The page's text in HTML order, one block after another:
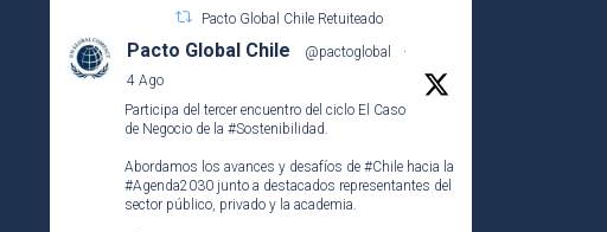
Pacto Global Chile Retuiteado
Pacto Global Chile @pactoglobal
·
4 Ago
Participa del tercer encuentro del ciclo El Caso
de Negocio de la #Sostenibilidad
Abordamos los avances y desafíos de #Chile hacia la
#Agenda2030 junto a destacados representantes del
sector público, privado y la academia.